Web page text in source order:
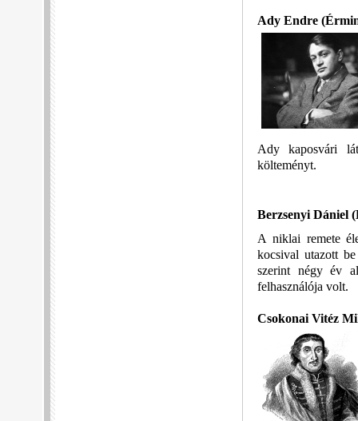
Ady Endre
Ady kaposvári
költeményt.
Berzsenyi Dániel
A niklai remete
kocsival utazott
szerint négy év
felhasználója volt.
Csokonai Vitéz